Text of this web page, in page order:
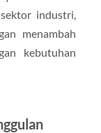
industri,
menambah
kebutuhan